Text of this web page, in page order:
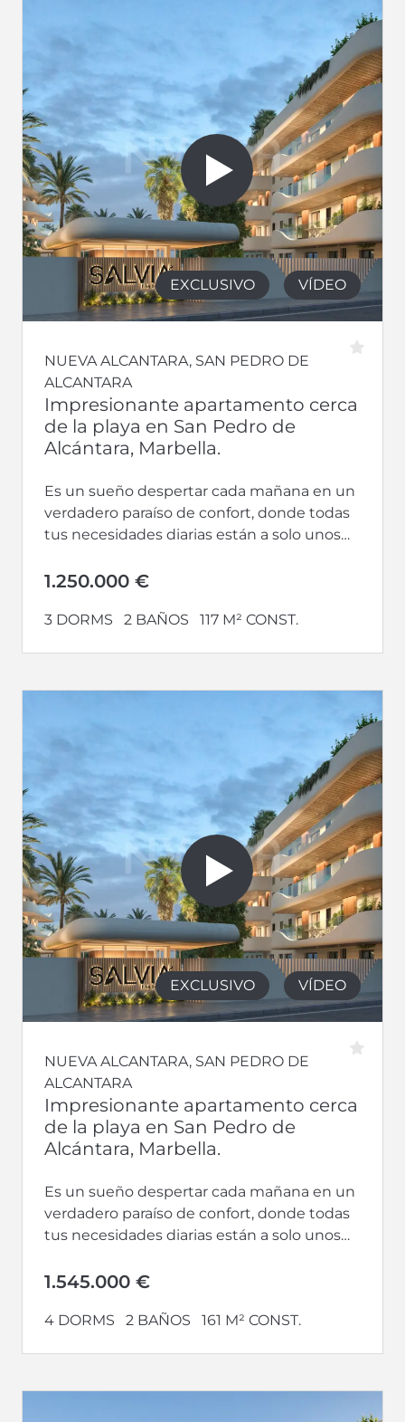
EXCLUSIVO VÍDEO
NUEVA ALCANTARA, SAN PEDRO DE
ALCANTARA
Impresionante apartamento cerca
de la playa en San Pedro de
Alcántara, Marbella.
Es un sueño despertar cada mañana en un
verdadero paraíso de confort, donde todas
tus necesidades diarias están a solo unos
1.250.000 €
3 DORMS 2 BAÑOS 117 M² CONST.
EXCLUSIVO VÍDEO
NUEVA ALCANTARA, SAN PEDRO DE
ALCANTARA
Impresionante apartamento cerca
de la playa en San Pedro de
Alcántara, Marbella.
Es un sueño despertar cada mañana en un
verdadero paraíso de confort, donde todas
tus necesidades diarias están a solo unos
1.545.000 €
4 DORMS 2 BAÑOS 161 M² CONST.